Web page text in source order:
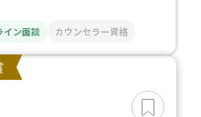
イン面談 カウンセラー資格